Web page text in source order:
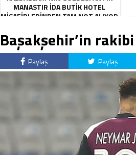
MANASTIR İDA BUTIK HOTEL
MISAFIRLERINDEN TAM NOT ALIYOR
Başakşehir’in
Paylaş Paylaş